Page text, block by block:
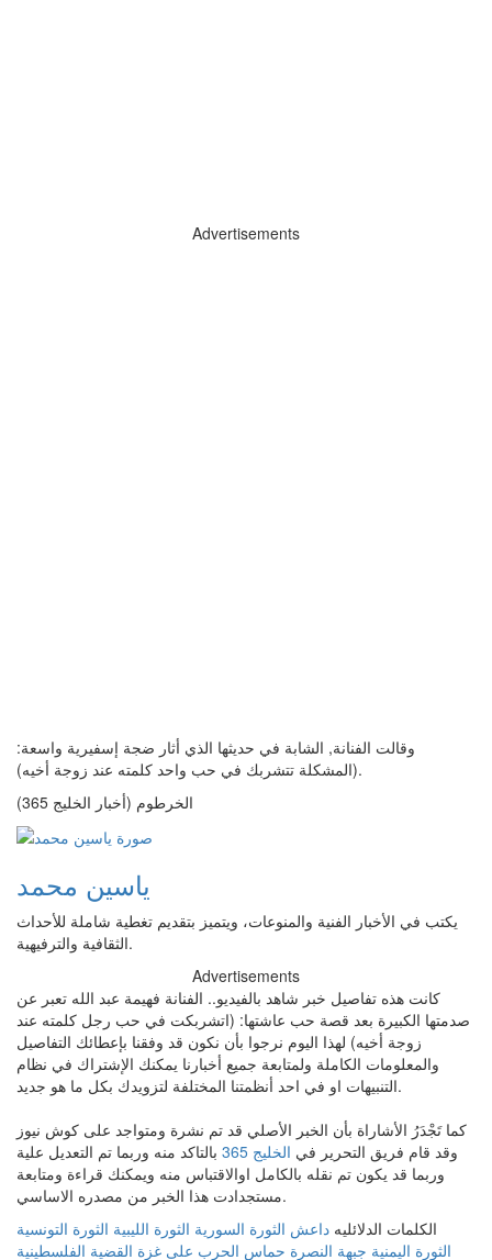
Advertisements
وقالت الفنانة, الشابة في حديثها الذي أثار ضجة إسفيرية واسعة:
(المشكلة تتشربك في حب واحد كلمته عند زوجة أخيه).
الخرطوم (أخبار الخليج 365)
ياسين محمد
يكتب في الأخبار الفنية والمنوعات، ويتميز بتقديم تغطية شاملة للأحداث
الثقافية والترفيهية.
Advertisements
كانت هذه تفاصيل خبر شاهد بالفيديو.. الفنانة فهيمة عبد الله تعبر عن
صدمتها الكبيرة بعد قصة حب عاشتها: (اتشربكت في حب رجل كلمته عند
زوجة أخيه) لهذا اليوم نرجوا بأن نكون قد وفقنا بإعطائك التفاصيل
والمعلومات الكاملة ولمتابعة جميع أخبارنا يمكنك الإشتراك في نظام
التنبيهات او في احد أنظمتنا المختلفة لتزويدك بكل ما هو جديد.
كما تَجْدَرُ الأشاراة بأن الخبر الأصلي قد تم نشرة ومتواجد على كوش نيوز
وقد قام فريق التحرير في الخليج 365
بالتاكد منه وربما تم التعديل علية
وربما قد يكون تم نقله بالكامل اوالاقتباس منه ويمكنك قراءة ومتابعة
مستجدادت هذا الخبر من مصدره الاساسي.
الكلمات الدلائليه داعش الثورة السورية الثورة الليبية الثورة التونسية
الثورة اليمنية جبهة النصرة حماس الحرب على غزة القضية الفلسطينية